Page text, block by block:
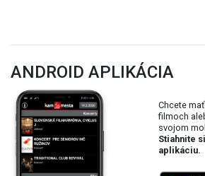
ANDROID APLIKÁCIA
Chcete
filmoch
svojom
Stiahnite
aplikáciu.